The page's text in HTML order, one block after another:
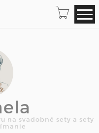
na svadobné sety a sety